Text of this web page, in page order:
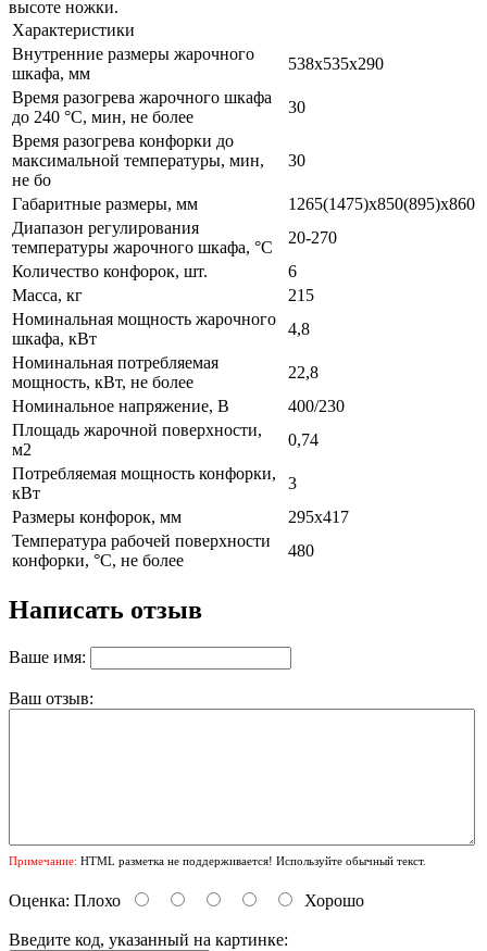
высоте ножки.
Характеристики
Внутренние размеры жарочного
шкафа, мм
538x535x290
Время разогрева жарочного шкафа
до 240 °C, мин, не более
30
Время разогрева конфорки до
максимальной температуры, мин,
не бо
30
Габаритные размеры, мм
1265(1475)x850(895)x860
Диапазон регулирования
температуры жарочного шкафа, °C
20-270
Количество конфорок, шт.
6
Масса, кг
215
Номинальная мощность жарочного
шкафа, кВт
4,8
Номинальная потребляемая
мощность, кВт, не более
22,8
Номинальное напряжение, В
400/230
Площадь жарочной поверхности,
м2
0,74
Потребляемая мощность конфорки,
кВт
3
Размеры конфорок, мм
295x417
Температура рабочей поверхности
конфорки, °C, не более
480
Написать отзыв
Ваше имя:
Ваш отзыв:
Примечание: HTML разметка не поддерживается! Используйте обычный текст.
Оценка: Плохо Хорошо
Введите код, указанный на картинке: